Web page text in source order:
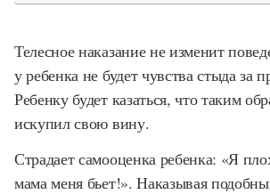
Телесное наказание не изменит
у ребенка не будет чувства стыда за
Ребенку будет казаться, что таким
искупил свою вину.
Страдает самооценка ребенка: «Я
мама меня бьет!». Наказывая